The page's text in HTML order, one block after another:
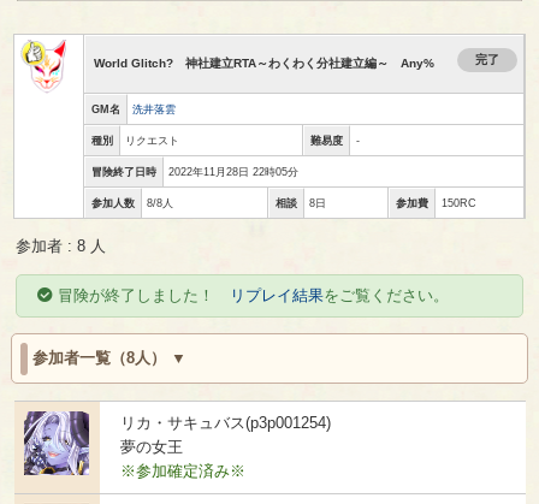
World Glitch? 神社建立RTA～わくわく分社建立編～ Any% 完了
GM名 洗井落雲
種別 リクエスト 難易度 -
冒険終了日時 2022年11月28日 22時05分
参加人数 8/8人 相談 8日 参加費 150RC
参加者 : 8 人
冒険が終了しました！ リプレイ結果をご覧ください。
参加者一覧（8人）
リカ・サキュバス(p3p001254)
夢の女王
※参加確定済み※